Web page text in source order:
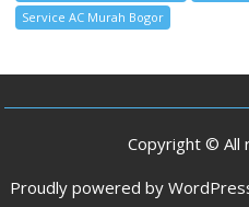
Service AC Murah Bogor
Copyright © All
Proudly powered by